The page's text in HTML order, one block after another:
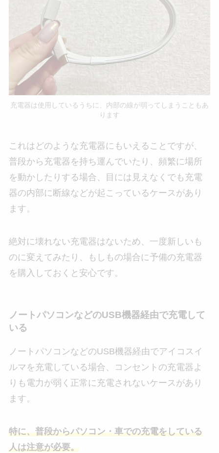
充電器は使用しているうちに、内部の線が弱ってしまうこともあ
ります
これはどのような充電器にもいえることですが、
普段から充電器を持ち運んでいたり、頻繁に場所
を動かしたりする場合、目には見えなくでも充電
器の内部に断線などが起こっているケースがあり
ます。
絶対に壊れない充電器はないため、一度新しいも
のに変えてみたり、もしもの場合に予備の充電器
を購入しておくと安心です。
ノートパソコンなどのUSB機器経由で充電して
いる
ノートパソコンなどのUSB機器経由でアイコスイ
ルマを充電している場合、コンセントの充電器よ
りも電力が弱く正常に充電されないケースがあり
ます。
特に、普段からパソコン・車での充電をしている
人は注意が必要。